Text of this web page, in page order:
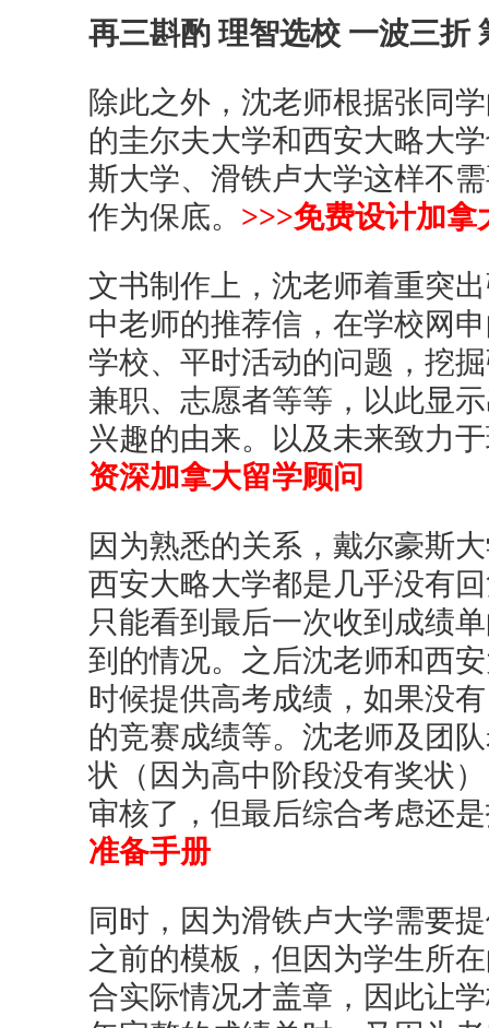
再三斟酌 理智选校 一波三折
除此之外，沈老师根据张同
的圭尔夫大学和西安大略大
斯大学、滑铁卢大学这样不
作为保底。 >>>免费设计加拿
文书制作上，沈老师着重突
中老师的推荐信，在学校网
学校、平时活动的问题，挖
兼职、志愿者等等，以此显
兴趣的由来。以及未来致力
资深加拿大留学顾问
因为熟悉的关系，戴尔豪斯
西安大略大学都是几乎没有
只能看到最后一次收到成绩
到的情况。之后沈老师和西
时候提供高考成绩，如果没
的竞赛成绩等。沈老师及团
状（因为高中阶段没有奖状
审核了，但最后综合考虑还
准备手册
同时，因为滑铁卢大学需要
之前的模板，但因为学生所
合实际情况才盖章，因此让